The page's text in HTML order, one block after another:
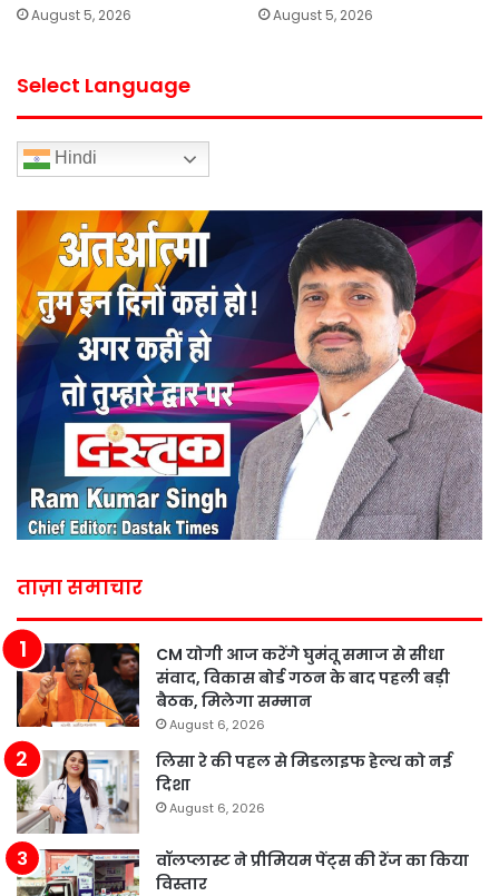
August 5, 2026 August 5, 2026
Select Language
Hindi
ताज़ा समाचार
CM योगी आज करेंगे घुमंतू समाज से सीधा
संवाद, विकास बोर्ड गठन के बाद पहली बड़ी
बैठक, मिलेगा सम्मान
August 6, 2026
लिसा रे की पहल से मिडलाइफ हेल्थ को नई
दिशा
August 6, 2026
वॉलप्लास्ट ने प्रीमियम पेंट्स की रेंज का किया
विस्तार